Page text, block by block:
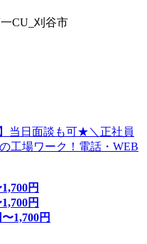
CU_刈谷市
当日面談も可★＼正社員
工場ワーク！電話・WEB
1,700円
1,700円
〜1,700円